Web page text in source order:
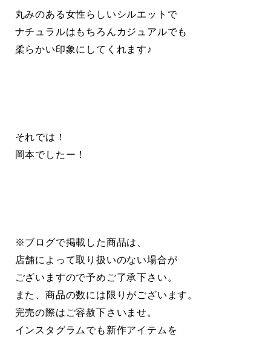
丸みのある女性らしいシルエットで
ナチュラルはもちろんカジュアルでも
柔らかい印象にしてくれます♪
それでは！
岡本でしたー！
※ブログで掲載した商品は、
店舗によって取り扱いのない場合が
ございますので予めご了承下さい。
また、商品の数には限りがございます。
完売の際はご容赦下さいませ。
インスタグラムでも新作アイテムを